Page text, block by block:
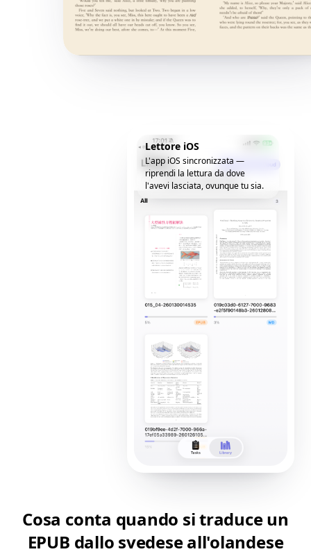
Lettore iOS
L'app iOS sincronizzata —
riprendi la lettura da dove
l'avevi lasciata, ovunque tu sia.
Cosa conta quando si traduce un
EPUB dallo svedese all'olandese